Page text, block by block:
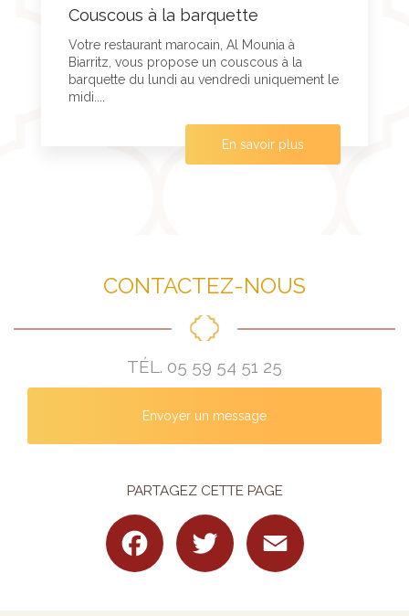
Couscous à la barquette
Votre restaurant marocain, Al Mounia à
Biarritz, vous propose un couscous à la
barquette du lundi au vendredi uniquement le
midi....
En savoir plus
CONTACTEZ-NOUS
TÉL. 05 59 54 51 25
Envoyer un message
PARTAGEZ CETTE PAGE
Facebook Twitter